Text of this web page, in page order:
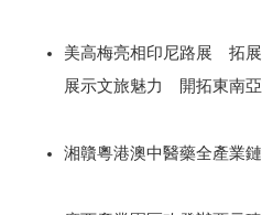
美高梅亮相印尼路展 拓
展示文旅魅力 開拓東南
2024
湘贛粵港澳中醫藥全產業
2024